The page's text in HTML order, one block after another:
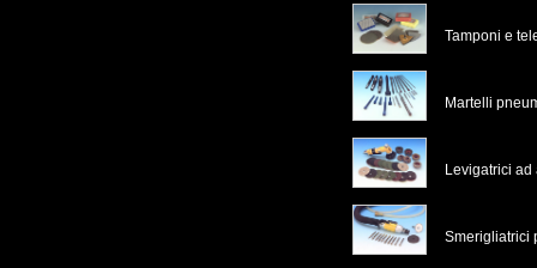
Tamponi e
Martelli
Levigatrici ad
Smerigliatrici